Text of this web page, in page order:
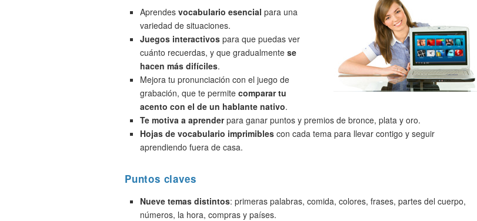
Aprendes vocabulario esencial para una
variedad de situaciones.
Juegos interactivos para que puedas ver
cuánto recuerdas, y que gradualmente se
hacen más difíciles.
Mejora tu pronunciación con el juego de
grabación, que te permite comparar tu
acento con el de un hablante nativo.
Te motiva a aprenderpara ganar puntos y premios de bronce, plata y oro.
Hojas de vocabulario imprimibles con cada tema para llevar contigo y seguir
aprendiendo fuera de casa.
Puntos claves
Nueve temas distintos: primeras palabras, comida, colores, frases, partes del cuerpo,
números, la hora, compras y países.